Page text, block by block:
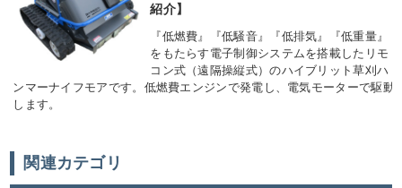
紹介】
『低燃費』『低騒音』『低排気』『低重量』
をもたらす電子制御システムを搭載したリモ
コン式（遠隔操縦式）のハイブリット草刈ハ
ンマーナイフモアです。低燃費エンジンで発電し、電気モーターで駆動
します。
関連カテゴリ